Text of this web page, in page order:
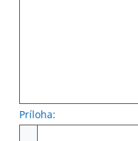
Príloha: